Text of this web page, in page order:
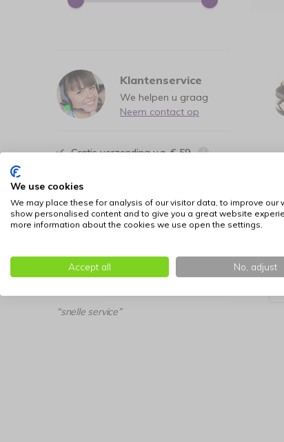
Klantenservice
We helpen u graag
Neem contact op
Gratis verzending v.a. € 59
Ook achteraf betalen
De beste prijs kwaliteit verhouding
9.0
3042 Ratings
“snelle service”
We use cookies
We may place these for analysis of our visitor data, to improve our
show personalised content and to give you a great website
more information about the cookies we use open the settings.
Accept all No, adjust